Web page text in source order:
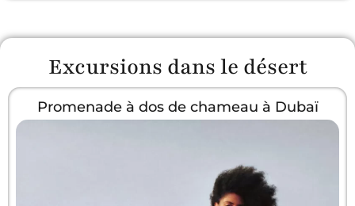
Excursions dans le désert
Promenade à dos de chameau à Dubaï